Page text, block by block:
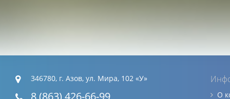
346780, г. Азов, ул. Мира, 102 «У»
8 (863) 426-66-99 О